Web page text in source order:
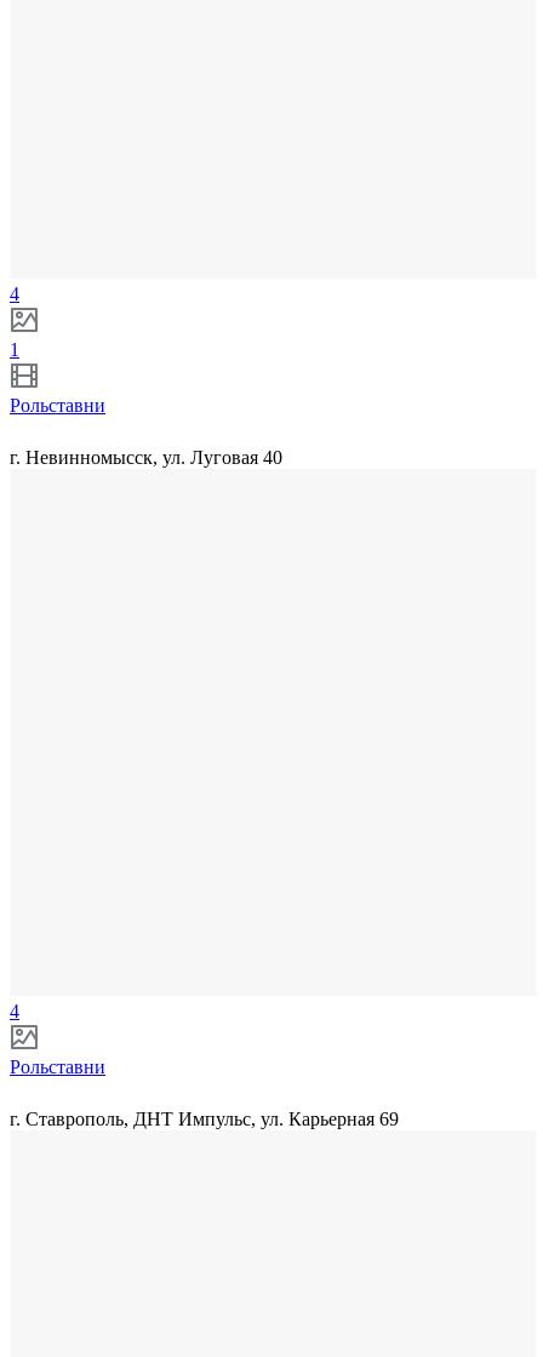
4
1
Рольставни
г. Невинномысск, ул. Луговая 40
4
Рольставни
г. Ставрополь, ДНТ Импульс, ул. Карьерная 69